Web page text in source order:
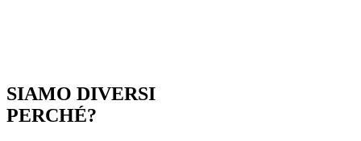
SIAMO DIVERSI
PERCHÉ?